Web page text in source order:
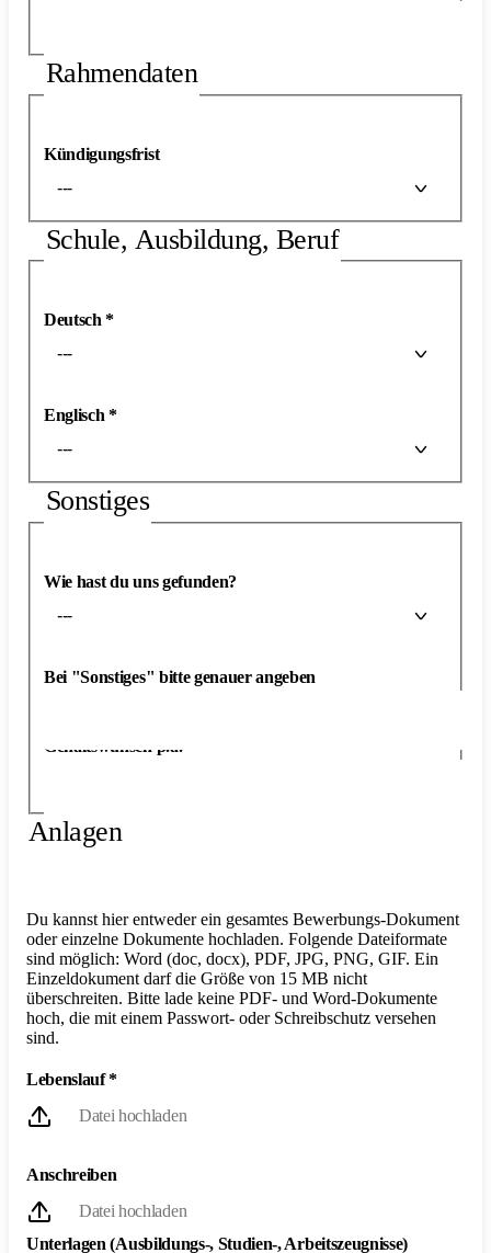
Rahmendaten
Kündigungsfrist
---
Schule, Ausbildung, Beruf
Deutsch*
---
Englisch*
---
Sonstiges
Wie hast du uns gefunden?
---
Bei "Sonstiges" bitte genauer angeben
Gehaltswunsch p.a.
Anlagen
Du kannst hier entweder ein gesamtes Bewerbungs-Dokument
oder einzelne Dokumente hochladen. Folgende Dateiformate
sind möglich: Word (doc, docx), PDF, JPG, PNG, GIF. Ein
Einzeldokument darf die Größe von 15 MB nicht
überschreiten. Bitte lade keine PDF- und Word-Dokumente
hoch, die mit einem Passwort- oder Schreibschutz versehen
sind.
Lebenslauf*
Datei hochladen
Anschreiben
Datei hochladen
Unterlagen (Ausbildungs-, Studien-, Arbeitszeugnisse)